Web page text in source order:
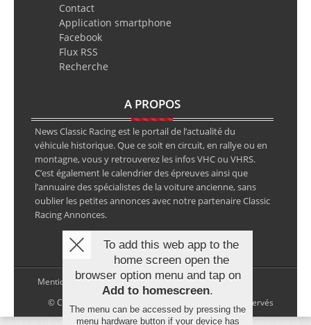
Contact
Application smartphone
Facebook
Flux RSS
Recherche
A PROPOS
News Classic Racing est le portail de l’actualité du
véhicule historique. Que ce soit en circuit, en rallye ou en
montagne, vous y retrouverez les infos VHC ou VHRS.
C’est également le calendrier des épreuves ainsi que
l’annuaire des spécialistes de la voiture ancienne, sans
oublier les petites annonces avec notre partenaire Classic
Racing Annonces.
Mentions légales
© Copyright 2026 NewsClassicRacing, tous droits réservés
To add this web app to the
home screen open the
browser option menu and tap on
Add to homescreen.
The menu can be accessed by pressing the
menu hardware button if your device has